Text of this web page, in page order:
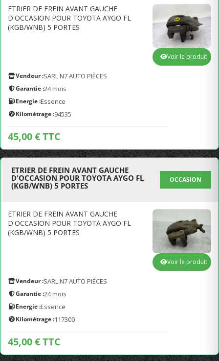
ETRIER DE FREIN AVANT GAUCHE
D'OCCASION POUR TOYOTA AYGO FL
(KGB/WNB) 5 PORTES
Vendeur :SARL N7 AUTO PIÈCES
Garantie :24 mois
Energie :Essence
Kilométrage :94535
45,00 € TTC
Voir le produit
ETRIER DE FREIN AVANT GAUCHE
D'OCCASION POUR TOYOTA AYGO FL
(KGB/WNB) 5 PORTES
OCCASION
ETRIER DE FREIN AVANT GAUCHE
D'OCCASION POUR TOYOTA AYGO FL
(KGB/WNB) 5 PORTES
Vendeur :SARL N7 AUTO PIÈCES
Garantie :24 mois
Energie :Essence
Kilométrage :117300
45,00 € TTC
Voir le produit